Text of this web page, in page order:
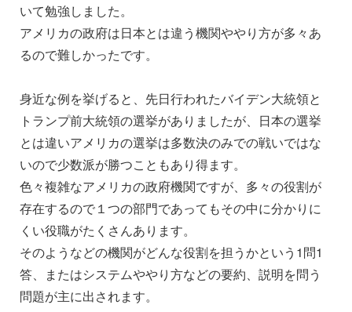
いて勉強しました。
アメリカの政府は日本とは違う機関ややり方が多々あ
るので難しかったです。
身近な例を挙げると、先日行われたバイデン大統領と
トランプ前大統領の選挙がありましたが、日本の選挙
とは違いアメリカの選挙は多数決のみでの戦いではな
いので少数派が勝つこともあり得ます。
色々複雑なアメリカの政府機関ですが、多々の役割が
存在するので１つの部門であってもその中に分かりに
くい役職がたくさんあります。
そのようなどの機関がどんな役割を担うかという1問1
答、またはシステムややり方などの要約、説明を問う
問題が主に出されます。